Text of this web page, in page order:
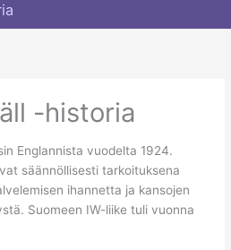
-historia
Englannista vuodelta 1924.
säännöllisesti tarkoituksena
ihannetta ja kansojen
Suomeen IW-liike tuli vuonna